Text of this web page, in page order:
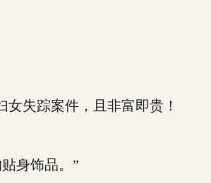
失踪案件，且非富即贵！
身饰品。”